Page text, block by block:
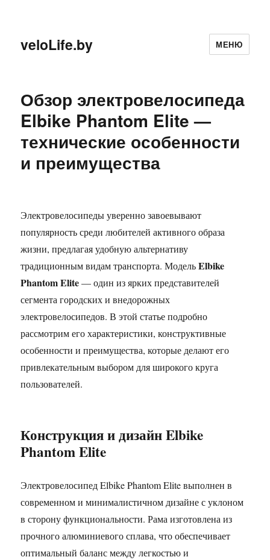
veloLife.by МЕНЮ
Обзор электровелосипеда
Elbike Phantom Elite —
технические особенности
и преимущества
Электровелосипеды уверенно завоевывают
популярность среди любителей активного образа
жизни, предлагая удобную альтернативу
традиционным видам транспорта. МодельElbike
Phantom Elite— один из ярких представителей
сегмента городских и внедорожных
электровелосипедов. В этой статье подробно
рассмотрим его характеристики, конструктивные
особенности и преимущества, которые делают его
привлекательным выбором для широкого круга
пользователей.
Конструкция и дизайн Elbike
Phantom Elite
Электровелосипед Elbike Phantom Elite выполнен в
современном и минималистичном дизайне с уклоном
в сторону функциональности. Рама изготовлена из
прочного алюминиевого сплава, что обеспечивает
оптимальный баланс между легкостью и